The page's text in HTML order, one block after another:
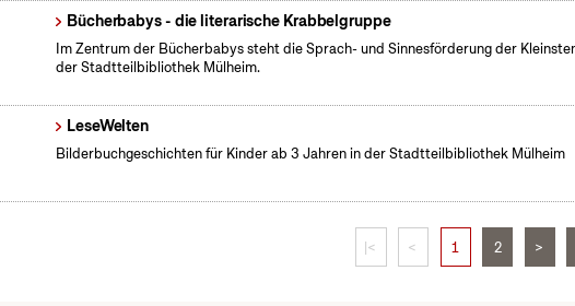
Bücherbabys - die literarische Krabbelgruppe
Im Zentrum der Bücherbabys steht die Sprach- und Sinnesförderung der
der Stadtteilbibliothek Mülheim.
LeseWelten
Bilderbuchgeschichten für Kinder ab 3 Jahren in der Stadtteilbibliothek Mülheim
|< < 1 2 >